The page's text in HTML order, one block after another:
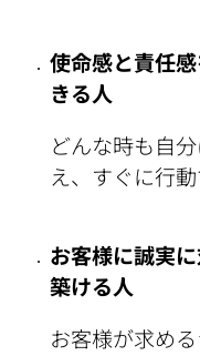
使命感と責任
きる人
どんな時も自
え、すぐに行
お客様に誠実
築ける人
お客様が求め